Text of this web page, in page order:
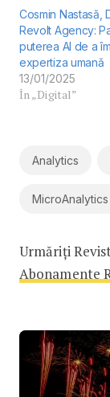
Cosmin Nastasă,
Revolt Agency:
puterea AI de a
expertiza umană
13/01/2025
În „Digital”
Analytics
MicroAnalytics
Urmăriți
Abonamente